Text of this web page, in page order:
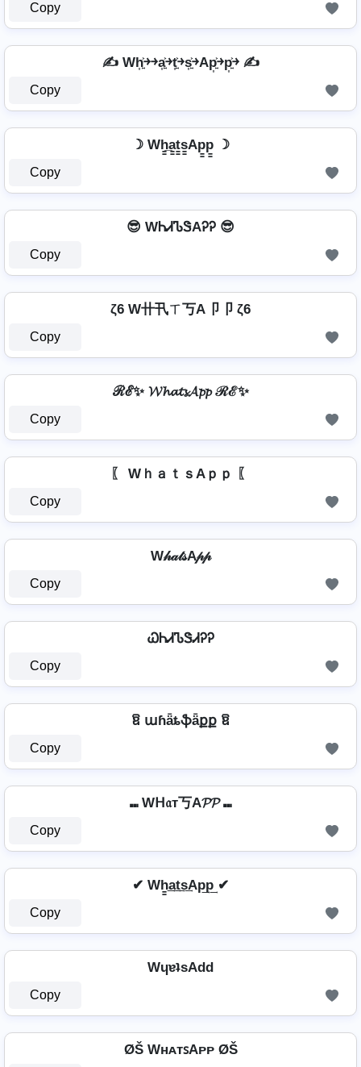
Copy
✍️ Wh͎͍͐￫￫a͎͍͐￫t͎͍͐￫s͎͍͐￫Ap͎͍͐￫p͎͍͐￫ ✍️
Copy
☽ Wh̳̲a̳t̳s̳Ap̳p̳ ☽
Copy
😎 WᏂᏗᏖᏕAᎮᎮ 😎
Copy
ζ6 W卄卂ㄒ丂A卩卩 ζ6
Copy
ℛℰ✨ 𝓦𝓱𝓪𝓽𝓼𝓐𝓹𝓹 ℛℰ✨
Copy
〖 WｈａｔｓAｐｐ 〖
Copy
W𝒽𝒶𝓉𝓈A𝓅𝓅
Copy
ᏇᏂᏗᏖᏕᏗᎮᎮ
Copy
ឱ աɦǟȶֆǟքք ឱ
Copy
⑉ Wᕼ𝔞т丂A𝓟𝓟 ⑉
Copy
✔ Wh̳͢a͢t͢s͢Ap͢p͢ ✔
Copy
WɥɐʇsAdd
Copy
ØŠ WʜᴀᴛꜱAᴘᴘ ØŠ